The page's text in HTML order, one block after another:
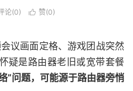
论(0)  赞(0)
议画面定格、游戏团战突然
疑是路由器老旧或宽带套餐
”问题，可能源于路由器旁悄